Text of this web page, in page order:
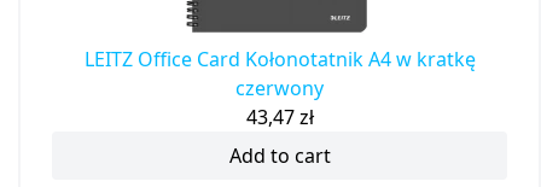
LEITZ Office Card Kołonotatnik A4 w kratkę
czerwony
43,47zł
Add to cart